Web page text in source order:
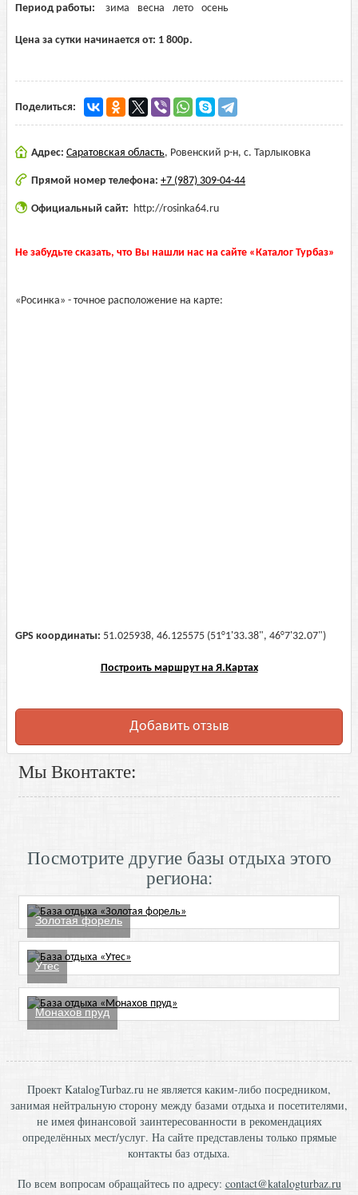
Период работы: зима весна лето осень
Цена за сутки начинается от: 1 800р.
Поделиться:
Адрес: Саратовская область, Ровенский р-н, с. Тарлыковка
Прямой номер телефона: +7 (987) 309-04-44
Официальный сайт: http://rosinka64.ru
Не забудьте сказать, что Вы нашли нас на сайте «Каталог Турбаз»
«Росинка» - точное расположение на карте:
GPS координаты: 51.025938, 46.125575 (51°1'33.38", 46°7'32.07")
Построить маршрут на Я.Картах
Добавить отзыв
Мы Вконтакте:
Посмотрите другие базы отдыха этого
региона:
Золотая форель
Утес
Монахов пруд
Проект KatalogTurbaz.ru не является каким-либо посредником,
занимая нейтральную сторону между базами отдыха и посетителями,
не имея финансовой заинтересованности в рекомендациях
определённых мест/услуг. На сайте представлены только прямые
контакты баз отдыха.
По всем вопросам обращайтесь по адресу: contact@katalogturbaz.ru